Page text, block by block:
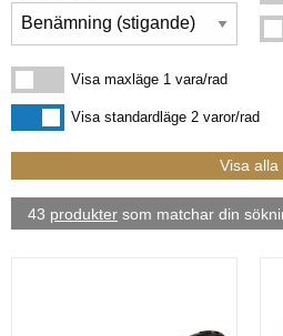
Visa maxläge 1 vara/rad
Visa maxläge 1 vara/rad
Visa standardlägeVisa standardläge 2 varor/rad
43 produkter som matchar din